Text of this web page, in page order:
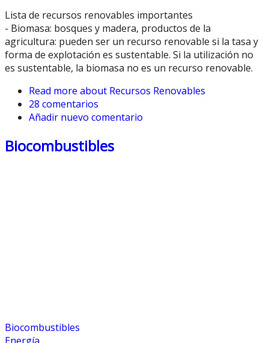
Lista de recursos renovables importantes
- Biomasa: bosques y madera, productos de la
agricultura: pueden ser un recurso renovable si la tasa y
forma de explotación es sustentable. Si la utilización no
es sustentable, la biomasa no es un recurso renovable.
Read more about Recursos Renovables
28 comentarios
Añadir nuevo comentario
Biocombustibles
Biocombustibles